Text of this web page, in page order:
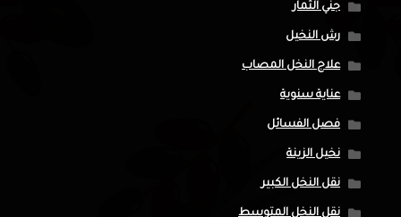
جني الثمار
رش النخيل
علاج النخل المصاب
عناية سنوية
فصل الفسائل
نخيل الزينة
نقل النخل الكبير
نقل النخل المتوسط